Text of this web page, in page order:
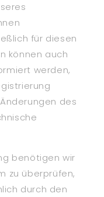
für diesen
können auch
werden,
des
benötigen wir
zu überprüfen,
durch den